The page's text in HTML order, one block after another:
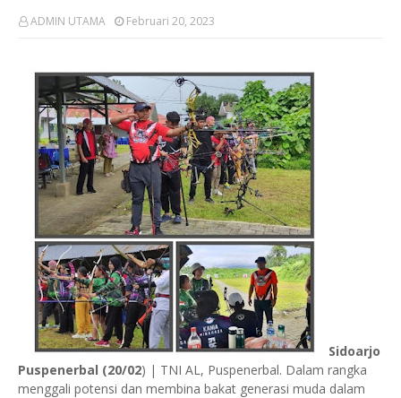
ADMIN UTAMA Februari 20, 2023
Sidoarjo
Puspenerbal (20/02) | TNI AL, Puspenerbal. Dalam rangka
menggali potensi dan membina bakat generasi muda dalam